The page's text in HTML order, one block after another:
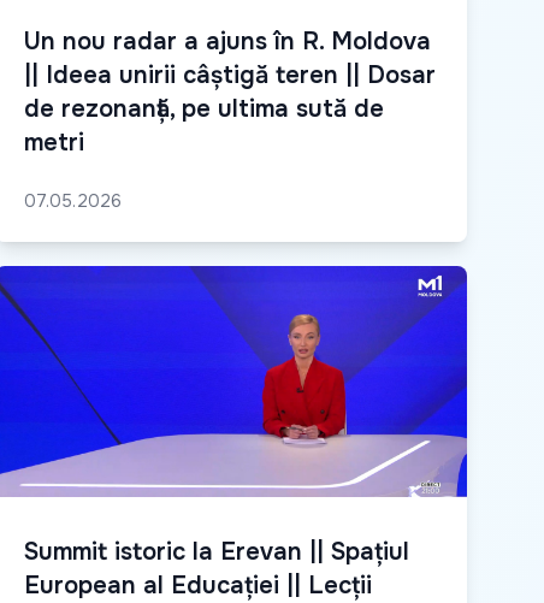
Un nou radar a ajuns în R. Moldova
|| Ideea unirii câștigă teren || Dosar
de rezonanță, pe ultima sută de
metri
07.05.2026
Summit istoric la Erevan || Spațiul
European al Educației || Lecții